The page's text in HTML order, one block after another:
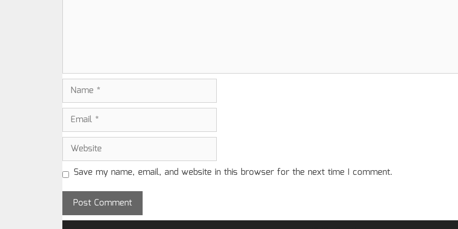
Name
Email
Website
Save my name, email, and website in this browser for the next time I comment.